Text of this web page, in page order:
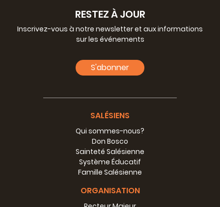
RESTEZ À JOUR
Inscrivez-vous à notre newsletter et aux informations
sur les événements
S'abonner
SALÉSIENS
Qui sommes-nous?
Don Bosco
Sainteté Salésienne
Système Éducatif
Famille Salésienne
ORGANISATION